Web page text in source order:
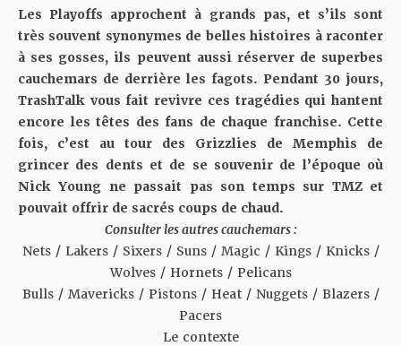
Les Playoffs approchent à grands pas, et s’ils sont
très souvent synonymes de belles histoires à raconter
à ses gosses, ils peuvent aussi réserver de superbes
cauchemars de derrière les fagots. Pendant 30 jours,
TrashTalk vous fait revivre ces tragédies qui hantent
encore les têtes des fans de chaque franchise. Cette
fois, c’est au tour des Grizzlies de Memphis de
grincer des dents et de se souvenir de l’époque où
Nick Young ne passait pas son temps sur TMZ et
pouvait offrir de sacrés coups de chaud.
Consulter les autres cauchemars :
Nets/ Lakers/ Sixers/ Suns/ Magic / Kings/ Knicks/
Wolves/ Hornets/ Pelicans
Bulls/ Mavericks/ Pistons/ Heat/ Nuggets/ Blazers/
Pacers
Le contexte